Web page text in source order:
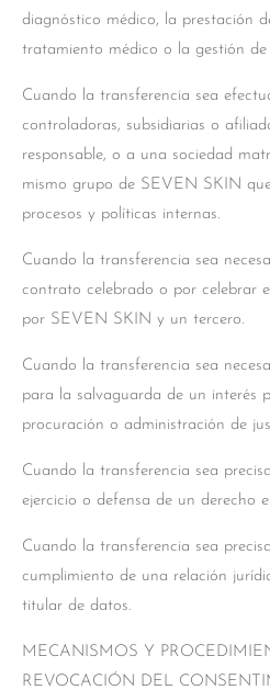
diagnóstico médico, la prestación
tratamiento médico o la gestión de
Cuando la transferencia sea
controladoras, subsidiarias o
responsable, o a una sociedad
mismo grupo de SEVEN SKIN
procesos y políticas internas.
Cuando la transferencia sea
contrato celebrado o por celebrar
por SEVEN SKIN y un tercero.
Cuando la transferencia sea
para la salvaguarda de un interés
procuración o administración de
Cuando la transferencia sea
ejercicio o defensa de un derecho
Cuando la transferencia sea
cumplimiento de una relación
titular de datos.
MECANISMOS Y
REVOCACIÓN DEL